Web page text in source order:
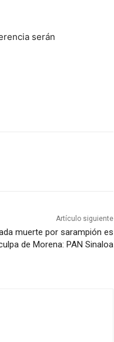
serán
Artículo siguiente
muerte por sarampión es
de Morena: PAN Sinaloa